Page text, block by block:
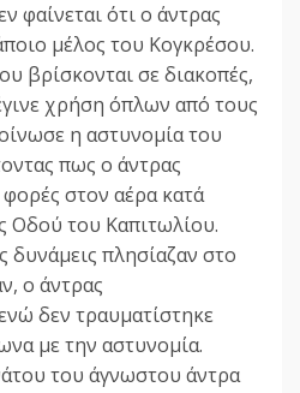
φαίνεται ότι ο άντρας
μέλος του Κογκρέσου.
βρίσκονται σε διακοπές,
χρήση όπλων από τους
η αστυνομία του
πως ο άντρας
στον αέρα κατά
Οδού του Καπιτωλίου.
δυνάμεις πλησίαζαν στο
ο άντρας
δεν τραυματίστηκε
με την αστυνομία.
του άγνωστου άντρα